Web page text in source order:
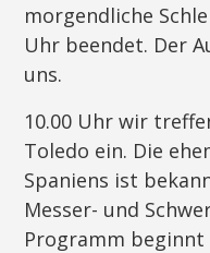
morgendliche
Uhr beendet. Der
uns.
10.00 Uhr wir
Toledo ein. Die
Spaniens ist
Messer- und
Programm